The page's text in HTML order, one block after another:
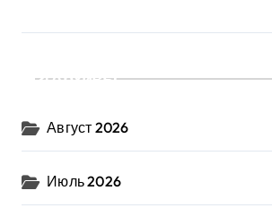
Архивы
Август 2026
Июль 2026